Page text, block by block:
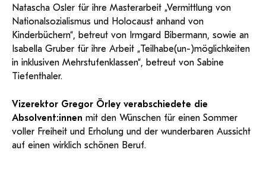
Natascha Osler für ihre Masterarbeit „Vermittlung von
Nationalsozialismus und Holocaust anhand von
Kinderbüchern“, betreut von Irmgard Bibermann, sowie an
Isabella Gruber für ihre Arbeit „Teilhabe(un-)möglichkeiten
in inklusiven Mehrstufenklassen“, betreut von Sabine
Tiefenthaler.
Vizerektor Gregor Örley verabschiedete die
Absolvent:innen mit den Wünschen für einen Sommer
voller Freiheit und Erholung und der wunderbaren Aussicht
auf einen wirklich schönen Beruf.